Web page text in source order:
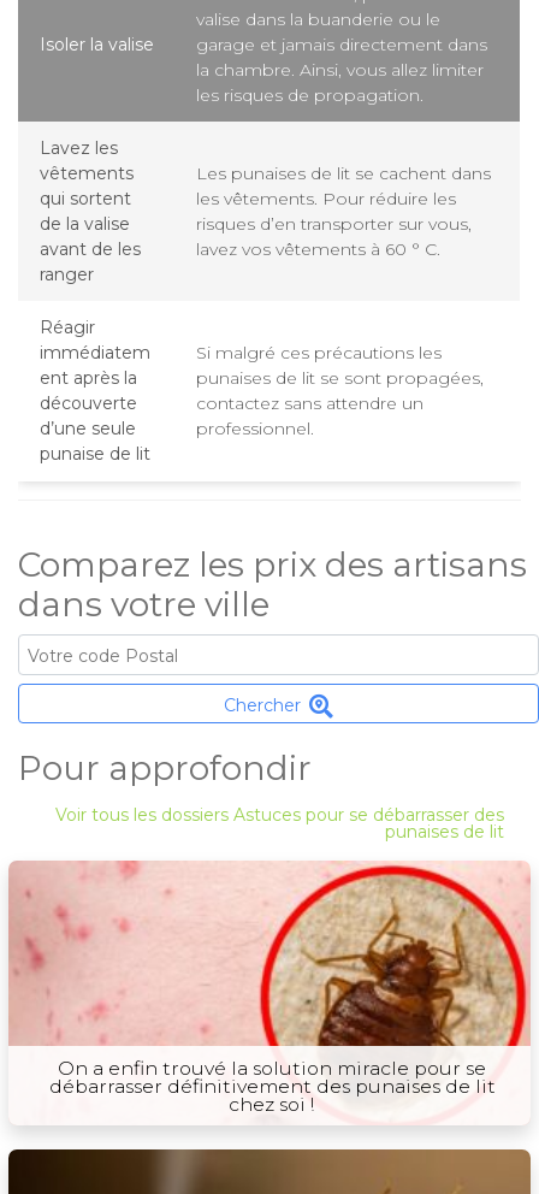
Isoler la valise
valise dans la buanderie ou le
garage et jamais directement dans
la chambre. Ainsi, vous allez limiter
les risques de propagation.
Lavez les
vêtements
qui sortent
de la valise
avant de les
ranger
Les punaises de lit se cachent dans
les vêtements. Pour réduire les
risques d’en transporter sur vous,
lavez vos vêtements à 60 ° C.
Réagir
immédiatem
ent après la
découverte
d’une seule
punaise de lit
Si malgré ces précautions les
punaises de lit se sont propagées,
contactez sans attendre un
professionnel.
Comparez les prix des artisans
dans votre ville
Chercher
Pour approfondir
Voir tous les dossiers Astuces pour se débarrasser des
punaises de lit
On a enfin trouvé la solution miracle pour se
débarrasser définitivement des punaises de lit
chez soi !